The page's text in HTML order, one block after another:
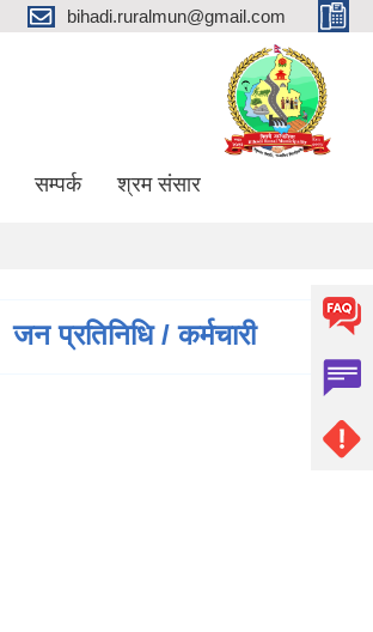
bihadi.ruralmun@gmail.com
सम्पर्क श्रम संसार
जन प्रतिनिधि / कर्मचारी